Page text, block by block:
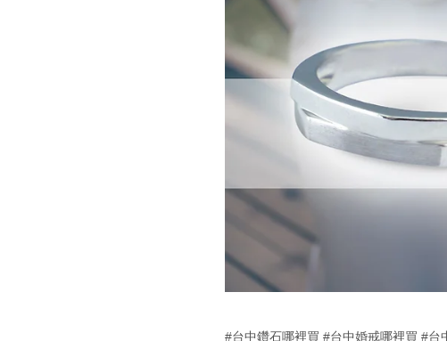
#台中鑽石哪裡買 #台中婚戒哪裡買 #台